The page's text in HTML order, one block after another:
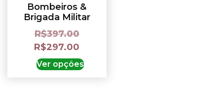
Bombeiros &
Brigada Militar
R$397.00
R$297.00
Ver opções